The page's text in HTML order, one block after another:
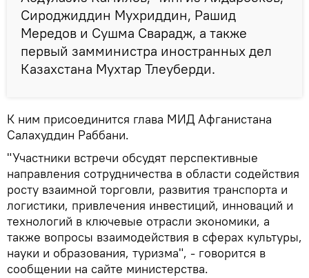
Сироджиддин Мухриддин, Рашид
Мередов и Сушма Сварадж, а также
первый замминистра иностранных дел
Казахстана Мухтар Тлеуберди.
К ним присоединится глава МИД Афганистана
Салахуддин Раббани.
"Участники встречи обсудят перспективные
направления сотрудничества в области содействия
росту взаимной торговли, развития транспорта и
логистики, привлечения инвестиций, инноваций и
технологий в ключевые отрасли экономики, а
также вопросы взаимодействия в сферах культуры,
науки и образования, туризма", - говорится в
сообщении на сайте министерства.